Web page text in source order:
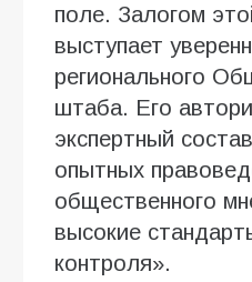
поле. Залогом
выступает
регионального
штаба. Его
экспертный
опытных
общественного
высокие
контроля».